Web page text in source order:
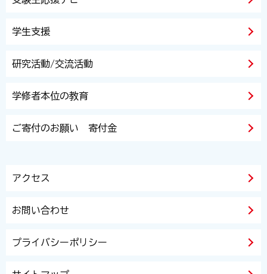
学生支援
研究活動/交流活動
学修者本位の教育
ご寄付のお願い 寄付金
アクセス
お問い合わせ
プライバシーポリシー